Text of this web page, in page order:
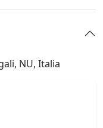
NU, Italia